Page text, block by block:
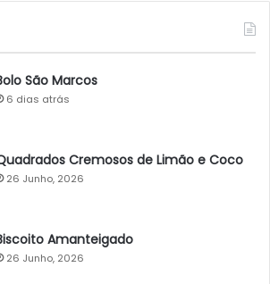
São Marcos
6 dias atrás
Cremosos de Limão e Coco
26 Junho, 2026
Amanteigado
26 Junho, 2026